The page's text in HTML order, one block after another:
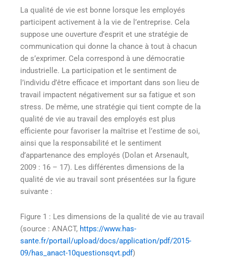
La qualité de vie est bonne lorsque les employés
participent activement à la vie de l’entreprise. Cela
suppose une ouverture d’esprit et une stratégie de
communication qui donne la chance à tout à chacun
de s’exprimer. Cela correspond à une démocratie
industrielle. La participation et le sentiment de
l’individu d’être efficace et important dans son lieu de
travail impactent négativement sur sa fatigue et son
stress. De même, une stratégie qui tient compte de la
qualité de vie au travail des employés est plus
efficiente pour favoriser la maîtrise et l’estime de soi,
ainsi que la responsabilité et le sentiment
d’appartenance des employés (Dolan et Arsenault,
2009 : 16 – 17). Les différentes dimensions de la
qualité de vie au travail sont présentées sur la figure
suivante :
Figure 1 : Les dimensions de la qualité de vie au travail
(source : ANACT, https://www.has-
sante.fr/portail/upload/docs/application/pdf/2015-
09/has_anact-10questionsqvt.pdf)